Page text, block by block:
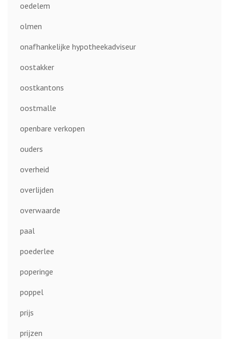
oedelem
olmen
onafhankelijke hypotheekadviseur
oostakker
oostkantons
oostmalle
openbare verkopen
ouders
overheid
overlijden
overwaarde
paal
poederlee
poperinge
poppel
prijs
prijzen